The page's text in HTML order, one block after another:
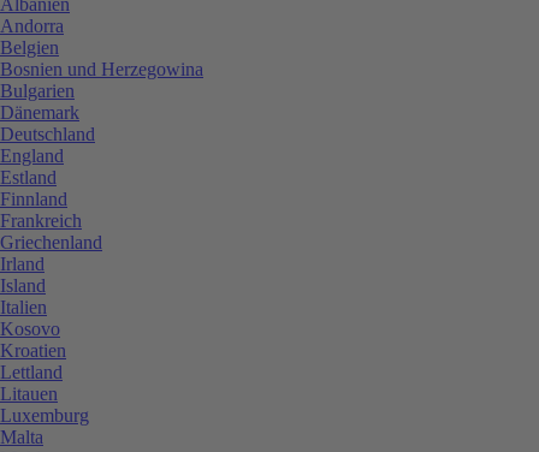
Andorra
Belgien
Bosnien und Herzegowina
Bulgarien
Dänemark
Deutschland
England
Estland
Finnland
Frankreich
Griechenland
Irland
Island
Italien
Kosovo
Kroatien
Lettland
Litauen
Luxemburg
Malta